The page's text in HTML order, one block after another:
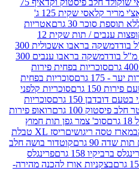
דובאי שוקולד חלב פיסטוק וקדאיף 75
באצ'י מריר קלאסי שקית 125 ג'
גרם
אטריות
צמר גפן עם סוכריות קופצות ענבים / תות שקית 12
משקה בראבו אשכולית 300
משקה בראבו ענבים 300
בפחית פירות
סוכריות בפחית
סוכריות קלפני
גרם
סוכריות
גרם
רואופ פירות
צמר גפן תות חמוץ
ריסז XL טבלת
קוטדור בושה חלב
גרם
פרינגלס
אורז להכנה מהירה-